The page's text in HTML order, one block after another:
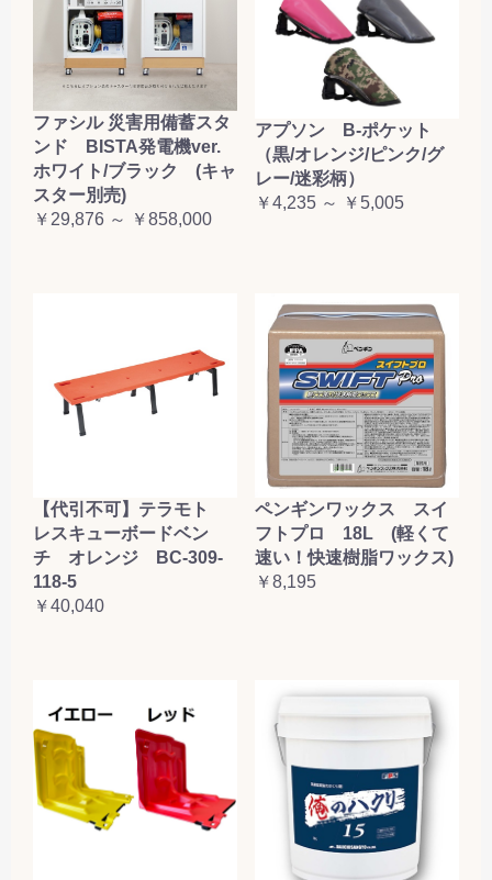
ファシル 災害用備蓄スタ
ンド BISTA発電機ver.
ホワイト/ブラック (キャ
スター別売)
￥29,876 ～ ￥858,000
アプソン B-ポケット
（黒/オレンジ/ピンク/グ
レー/迷彩柄）
￥4,235 ～ ￥5,005
【代引不可】テラモト
レスキューボードベン
チ オレンジ BC-309-
118-5
￥40,040
ペンギンワックス スイ
フトプロ 18L (軽くて
速い！快速樹脂ワックス)
￥8,195